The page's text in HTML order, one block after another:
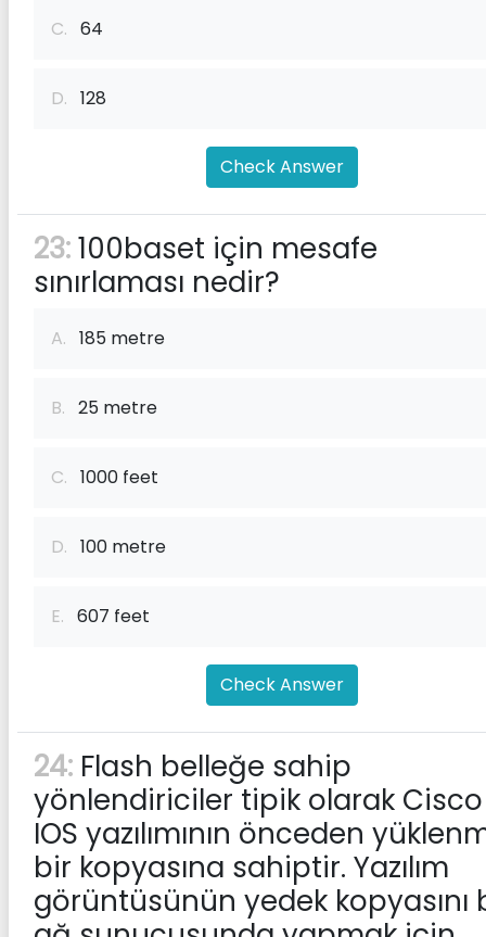
C. 64
D. 128
Check Answer
23:100baset için mesafe
sınırlaması nedir?
A. 185 metre
B. 25 metre
C. 1000 feet
D. 100 metre
E. 607 feet
Check Answer
24: Flash belleğe sahip
yönlendiriciler tipik olarak Cisco
IOS yazılımının önceden
bir kopyasına sahiptir. Yazılım
görüntüsünün yedek kopyasını